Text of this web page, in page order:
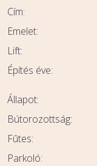
Cím:
Emelet:
Lift:
Építés éve:
Állapot:
Bútorozottság:
Fūtes:
Parkoló: